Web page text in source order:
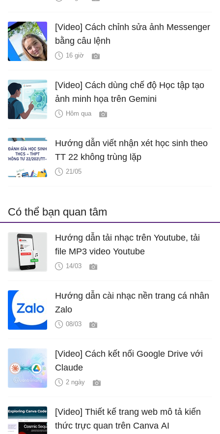
[Video] Cách chỉnh sửa ảnh Messenger
bằng câu lệnh
16 giờ
[Video] Cách dùng chế độ Học tập tạo
ảnh minh họa trên Gemini
Hôm qua
Hướng dẫn viết nhận xét học sinh theo
TT 22 không trùng lặp
21/05
Có thể bạn quan tâm
Hướng dẫn tải nhạc trên Youtube, tải
file MP3 video Youtube
14/03
Hướng dẫn cài nhạc nền trang cá nhân
Zalo
08/03
[Video] Cách kết nối Google Drive với
Claude
2 ngày
[Video] Thiết kế trang web mô tả kiến
thức trực quan trên Canva AI